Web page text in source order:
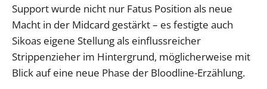
Support wurde nicht nur Fatus Position als neue
Macht in der Midcard gestärkt – es festigte auch
Sikoas eigene Stellung als einflussreicher
Strippenzieher im Hintergrund, möglicherweise mit
Blick auf eine neue Phase der Bloodline-Erzählung.